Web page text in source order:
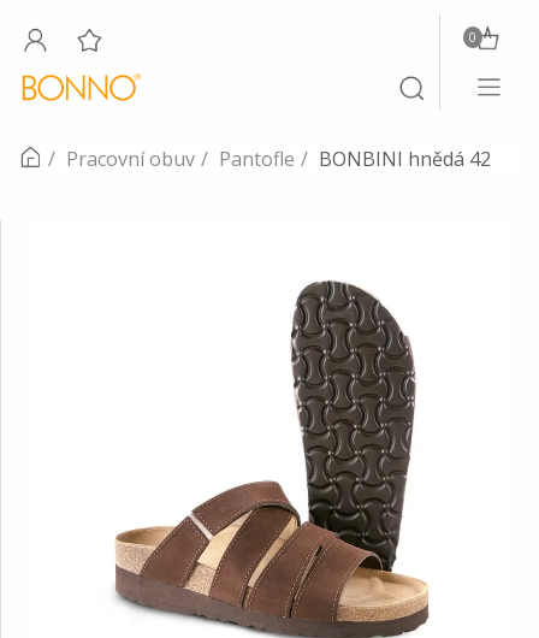
Toggle
search
0
Toggle
Pracovní obuv Pantofle BONBINI hnědá 42